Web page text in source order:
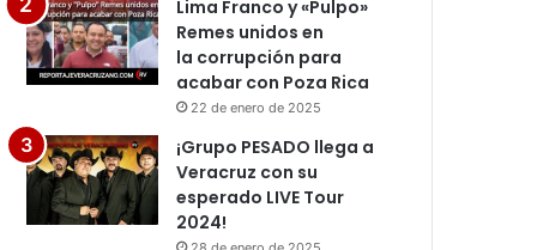
Lima Franco y «Pulpo»
Remes unidos en
la corrupción para
acabar con Poza Rica
22 de enero de 2025
¡Grupo PESADO llega a
Veracruz con su
esperado LIVE Tour
2024!